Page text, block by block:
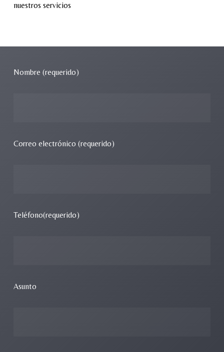
nuestros servicios
Nombre (requerido)
Correo electrónico (requerido)
Teléfono(requerido)
Asunto